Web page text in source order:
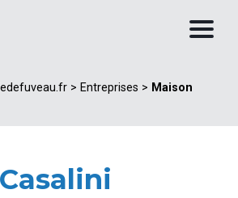
> Entreprises > Maison